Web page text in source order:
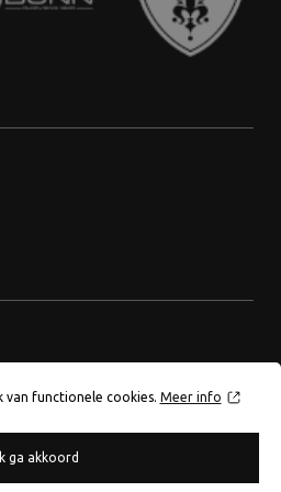
van functionele cookies. Meer info
ga akkoord